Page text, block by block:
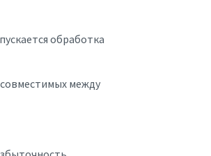
обработка
между